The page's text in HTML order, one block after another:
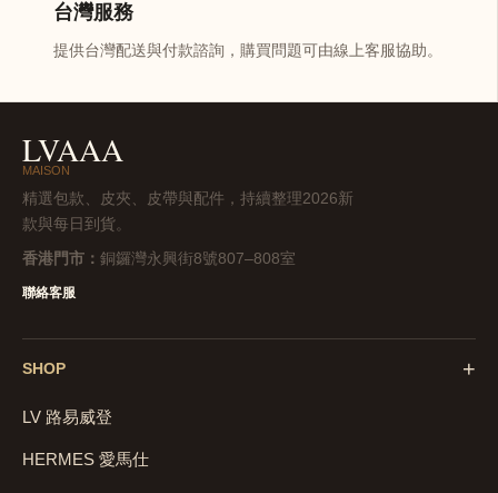
台灣服務
提供台灣配送與付款諮詢，購買問題可由線上客服協助。
LVAAA
MAISON
精選包款、皮夾、皮帶與配件，持續整理2026新
款與每日到貨。
香港門市： 銅鑼灣永興街8號807–808室
聯絡客服
SHOP +
LV 路易威登
HERMES 愛馬仕